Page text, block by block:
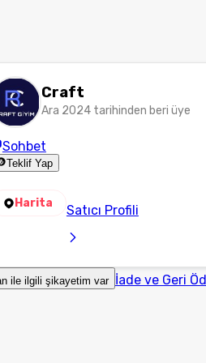
Craft
Ara 2024 tarihinden beri üye
Sohbet
Teklif Yap
Harita Satıcı Profili
ile ilgili şikayetim var İade ve Geri